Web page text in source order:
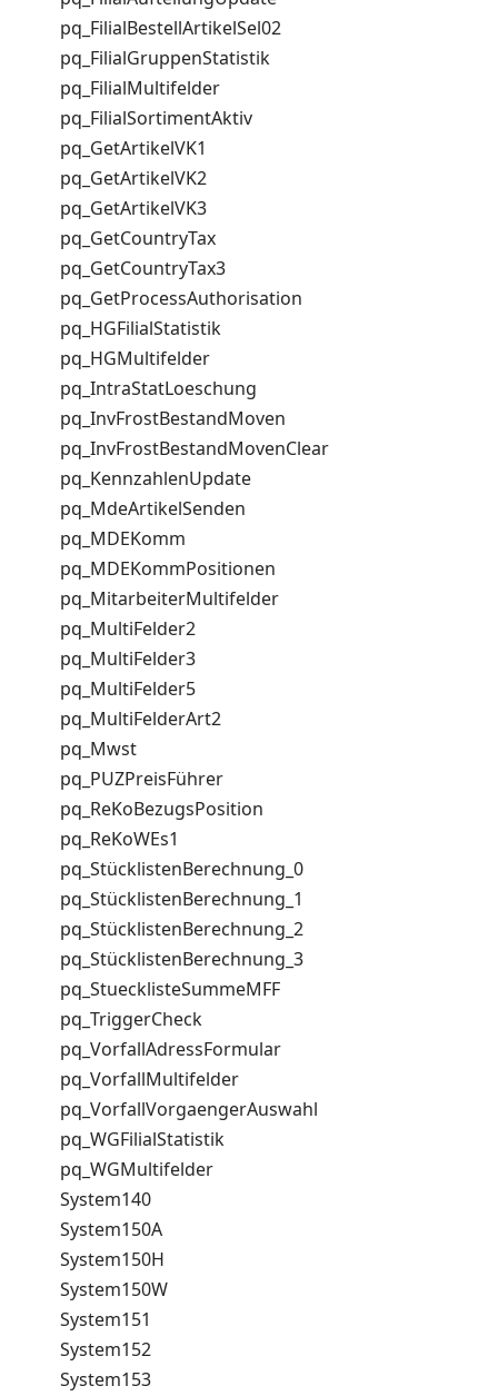
pq_FilialBestellArtikelSel02
pq_FilialGruppenStatistik
pq_FilialMultifelder
pq_FilialSortimentAktiv
pq_GetArtikelVK1
pq_GetArtikelVK2
pq_GetArtikelVK3
pq_GetCountryTax
pq_GetCountryTax3
pq_GetProcessAuthorisation
pq_HGFilialStatistik
pq_HGMultifelder
pq_IntraStatLoeschung
pq_InvFrostBestandMoven
pq_InvFrostBestandMovenClear
pq_KennzahlenUpdate
pq_MdeArtikelSenden
pq_MDEKomm
pq_MDEKommPositionen
pq_MitarbeiterMultifelder
pq_MultiFelder2
pq_MultiFelder3
pq_MultiFelder5
pq_MultiFelderArt2
pq_Mwst
pq_PUZPreisFührer
pq_ReKoBezugsPosition
pq_ReKoWEs1
pq_StücklistenBerechnung_0
pq_StücklistenBerechnung_1
pq_StücklistenBerechnung_2
pq_StücklistenBerechnung_3
pq_StuecklisteSummeMFF
pq_TriggerCheck
pq_VorfallAdressFormular
pq_VorfallMultifelder
pq_VorfallVorgaengerAuswahl
pq_WGFilialStatistik
pq_WGMultifelder
System140
System150A
System150H
System150W
System151
System152
System153